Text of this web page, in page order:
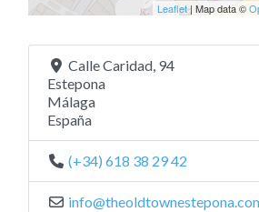
Leaflet| Map data ©
Calle Caridad, 94
Estepona
Málaga
España
(+34) 618 38 29 42
info@